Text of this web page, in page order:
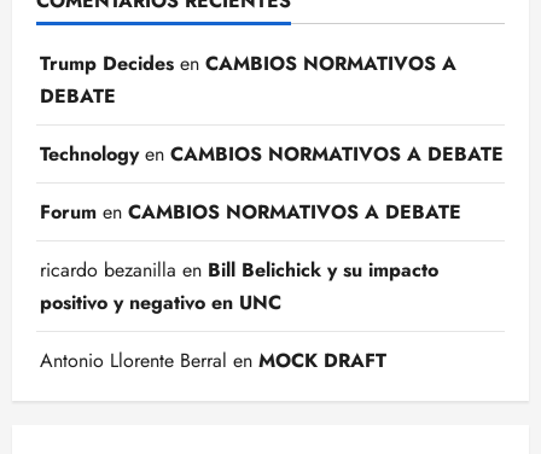
Trump Decides en CAMBIOS NORMATIVOS A
DEBATE
Technologyen CAMBIOS NORMATIVOS A DEBATE
Forum en CAMBIOS NORMATIVOS A DEBATE
ricardo bezanilla en Bill Belichick y su impacto
positivo y negativo en UNC
Antonio Llorente Berral en MOCK DRAFT